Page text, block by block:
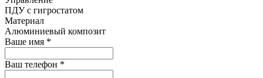
ПДУ с гигростатом
Материал
Алюминиевый композит
Ваше имя *
Ваш телефон *